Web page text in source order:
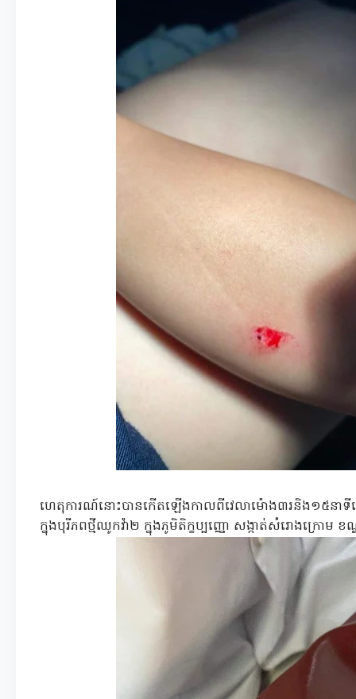
ហេតុការណ៍នោះបានកើតឡើងកាលពីវេលាម៉ោង៣រនិង១៥នាទី
ក្នុងបុរីភពថ្មីឈូកវ៉ា២ ក្នុងភូមិតិក្ខប្បញ្ញោ សង្កាត់សំរោងក្រោម